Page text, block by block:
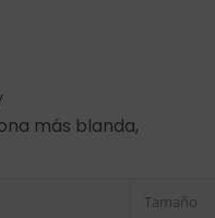
más blanda,
Tamaño